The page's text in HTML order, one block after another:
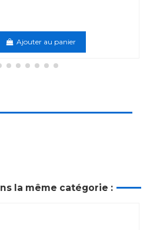
Ajouter au panier
la même catégorie :